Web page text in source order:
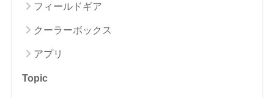
フィールドギア
クーラーボックス
アプリ
Topic